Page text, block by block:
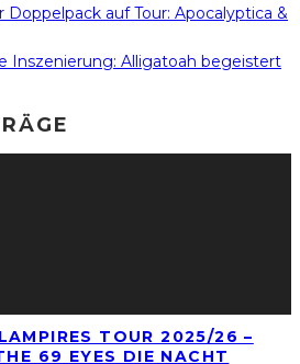
Doppelpack auf Tour: Apocalyptica &
Inszenierung: Alligatoah begeistert
TOUR 2025/26 –
69 EYES DIE NACHT